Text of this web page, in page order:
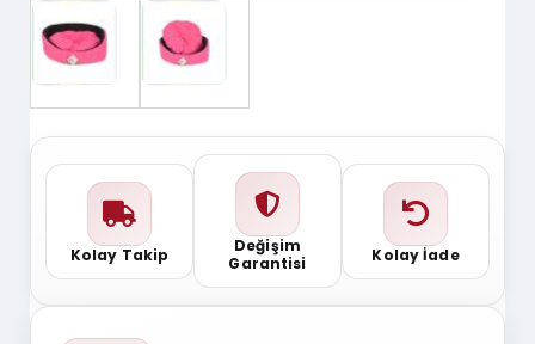
Kolay Takip
Değişim
Garantisi
Kolay İade